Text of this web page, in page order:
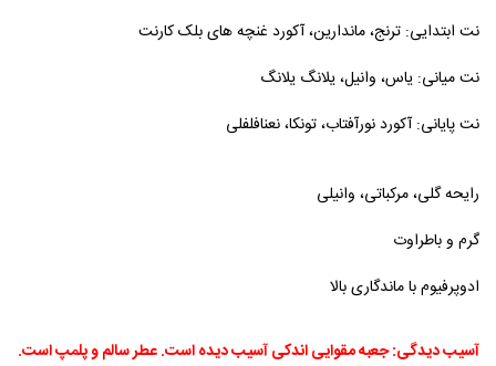
نت ابتدایی: ترنج، ماندارین، آکورد غنچه های بلک کارنت
نت میانی: یاس، وانیل، یلانگ یلانگ
نت پایانی: آکورد نورآفتاب، تونکا، نعنافلفلی
رایحه گلی، مرکباتی، وانیلی
گرم و باطراوت
ادوپرفیوم با ماندگاری بالا
آسیب دیدگی: جعبه مقوایی اندکی آسیب دیده است. عطر سالم و پلمپ است.